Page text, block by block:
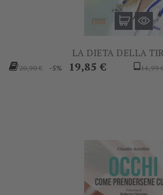
LA DIETA DELLA
Prezzo
20,90 € -5% Prezzo
19,85 € 14,99